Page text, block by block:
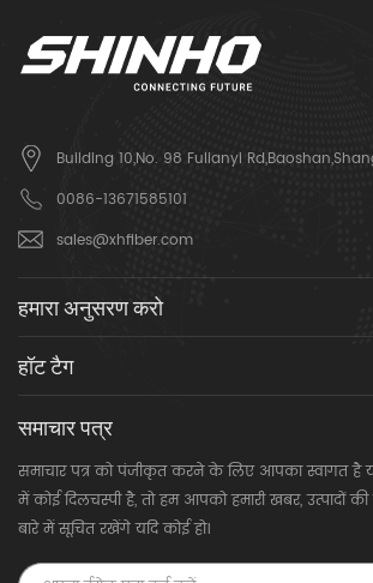
Building 10,No. 98 Fulianyi
0086-13671585101
sales@xhfiber.com
हमारा अनुसरण करो
हॉट टैग
समाचार पत्र
समाचार पत्र को पंजीकृत करने के लिए आपका स्वागत है
में कोई दिलचस्पी है, तो हम आपको हमारी खबर, उत्पादों
बारे में सूचित रखेंगे यदि कोई हो।